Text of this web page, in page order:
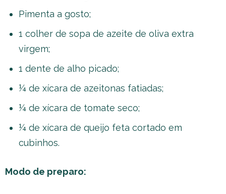
Pimenta a gosto;
1 colher de sopa de azeite de oliva extra
virgem;
1 dente de alho picado;
¼ de xícara de azeitonas fatiadas;
¼ de xícara de tomate seco;
¼ de xícara de queijo feta cortado em
cubinhos.
Modo de preparo: